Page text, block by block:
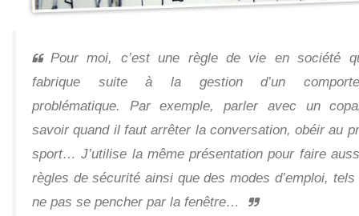
Pour moi, c’est une règle de vie en société
fabrique suite à la gestion d’un
problématique. Par exemple, parler avec un
savoir quand il faut arrêter la conversation, obéir au
sport… J’utilise la même présentation pour faire
règles de sécurité ainsi que des modes d’emploi, tels
ne pas se pencher par la fenêtre…